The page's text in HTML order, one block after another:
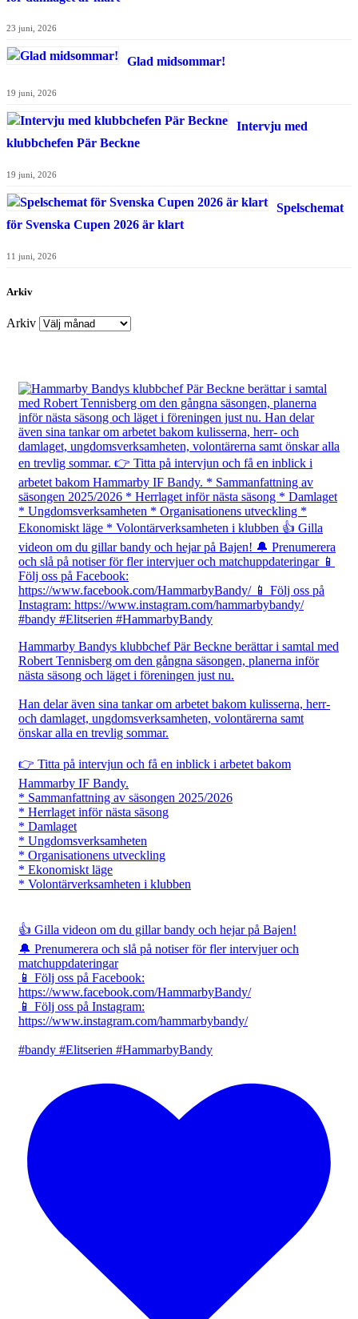
23 juni, 2026
Glad midsommar!
19 juni, 2026
Intervju med
klubbchefen Pär Beckne
19 juni, 2026
Spelschemat
för Svenska Cupen 2026 är klart
11 juni, 2026
Arkiv
Arkiv
Hammarby Bandys klubbchef Pär Beckne berättar i samtal med
Robert Tennisberg om den gångna säsongen, planerna inför
nästa säsong och läget i föreningen just nu.
Han delar även sina tankar om arbetet bakom kulisserna, herr-
och damlaget, ungdomsverksamheten, volontärerna samt
önskar alla en trevlig sommar.
👉 Titta på intervjun och få en inblick i arbetet bakom
Hammarby IF Bandy.
* Sammanfattning av säsongen 2025/2026
* Herrlaget inför nästa säsong
* Damlaget
* Ungdomsverksamheten
* Organisationens utveckling
* Ekonomiskt läge
* Volontärverksamheten i klubben
👍 Gilla videon om du gillar bandy och hejar på Bajen!
🔔 Prenumerera och slå på notiser för fler intervjuer och
matchuppdateringar
📱 Följ oss på Facebook:
https://www.facebook.com/HammarbyBandy/
📱 Följ oss på Instagram:
https://www.instagram.com/hammarbybandy/
#bandy #Elitserien #HammarbyBandy